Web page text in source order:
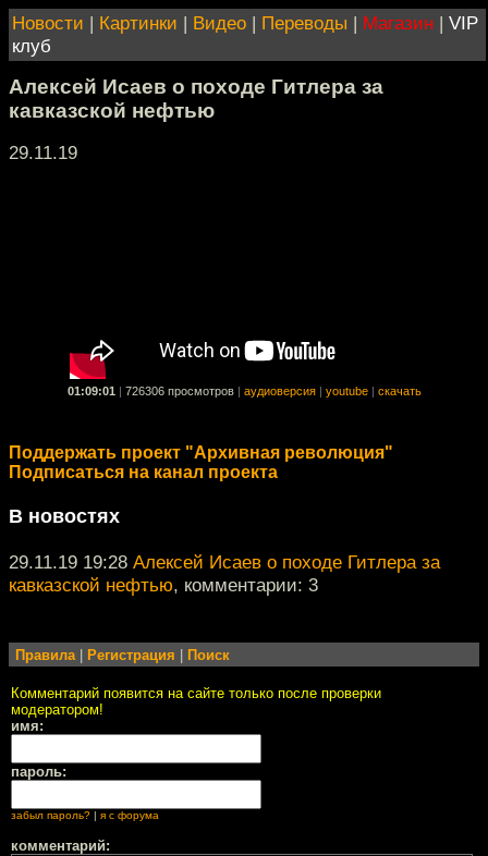
Новости | Картинки | Видео | Переводы | Магазин | VIP
клуб
Алексей Исаев о походе Гитлера за
кавказской нефтью
29.11.19
01:09:01 726306 просмотров аудиоверсия youtube скачать
Поддержать проект "Архивная революция"
Подписаться на канал проекта
В новостях
29.11.19 19:28 Алексей Исаев о походе Гитлера за
кавказской нефтью, комментарии: 3
Правила| Регистрация Поиск
Комментарий появится на сайте только после проверки
модератором!
имя:
пароль:
забыл пароль? я с форума
комментарий: